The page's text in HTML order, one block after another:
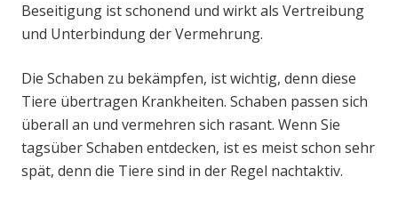
Beseitigung ist schonend und wirkt als Vertreibung
und Unterbindung der Vermehrung.
Die Schaben zu bekämpfen, ist wichtig, denn diese
Tiere übertragen Krankheiten. Schaben passen sich
überall an und vermehren sich rasant. Wenn Sie
tagsüber Schaben entdecken, ist es meist schon sehr
spät, denn die Tiere sind in der Regel nachtaktiv.